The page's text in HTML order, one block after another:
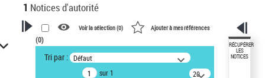
1 Notices d'autorité
VOTRE RECHERCHE
Recherche avancée dans les
notices d’autorité
Voir la sélection (0) Ajouter à mes références
(0)
Tri par : Défaut
sur 1
20
RÉCUPÉRER
LES
NOTICES